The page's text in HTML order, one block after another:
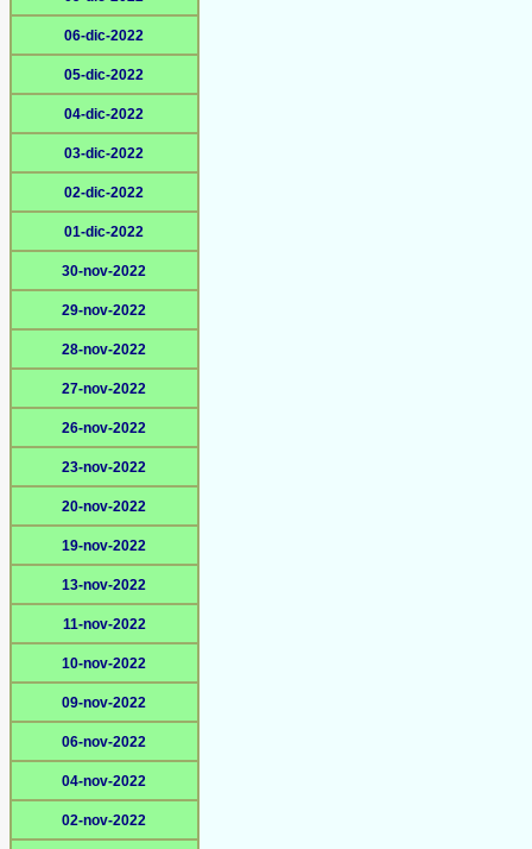
06-dic-2022
05-dic-2022
04-dic-2022
03-dic-2022
02-dic-2022
01-dic-2022
30-nov-2022
29-nov-2022
28-nov-2022
27-nov-2022
26-nov-2022
23-nov-2022
20-nov-2022
19-nov-2022
13-nov-2022
11-nov-2022
10-nov-2022
09-nov-2022
06-nov-2022
04-nov-2022
02-nov-2022